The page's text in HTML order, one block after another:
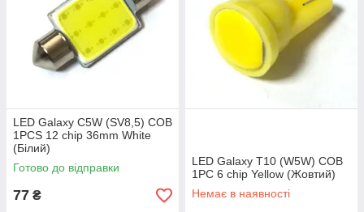
LED Galaxy C5W (SV8,5) COB
1PCS 12 chip 36mm White
(Білий)
Готово до відправки
77 ₴
LED Galaxy T10 (W5W) COB
1PC 6 chip Yellow (Жовтий)
Немає в наявності